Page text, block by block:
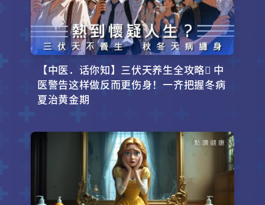
【中医．话你知】三伏天养生全攻略 中
医警告这样做反而更伤身！一齐把握冬病
夏治黄金期